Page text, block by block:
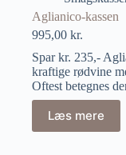
Aglianico-kassen
995,00 kr.
Spar kr. 235,-
kraftige rødvine
Oftest betegnes
Læs mere